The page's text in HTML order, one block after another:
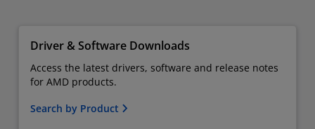
Driver & Software Downloads
Access the latest drivers, software and release notes
for AMD products.
Search by Product